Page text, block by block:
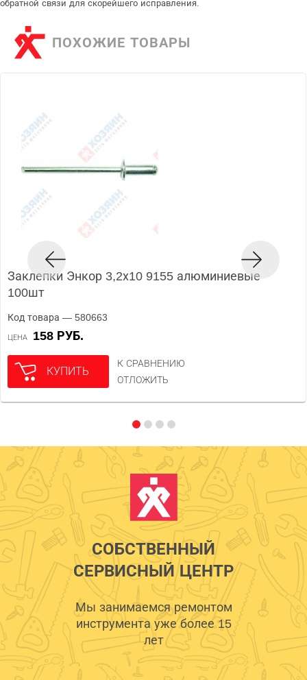
обратной связи для скорейшего исправления.
ПОХОЖИЕ ТОВАРЫ
Заклепки Энкор 3,2х10 9155 алюминиевые
100шт
Код товара — 580663
ЦЕНА 158 РУБ.
КУПИТЬ
К СРАВНЕНИЮ
ОТЛОЖИТЬ
СОБСТВЕННЫЙ
СЕРВИСНЫЙ ЦЕНТР
Мы занимаемся ремонтом
инструмента уже более 15
лет